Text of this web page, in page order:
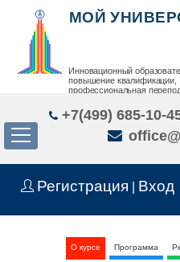
Регистрация Вход
МОЙ
Инновационный
повышение квалификации,
профессиональная
+7(499) 685-10-
О курсе Программа